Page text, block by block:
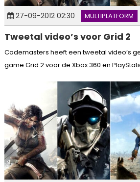
27-09-2012 02:30 MULTIPLATFORM
Tweetal video’s voor Grid 2
Codemasters heeft een tweetal video’s
game Grid 2 voor de Xbox 360 en